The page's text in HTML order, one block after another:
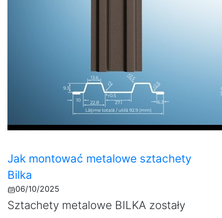
Jak montować metalowe sztachety
Bilka
06/10/2025
Sztachety metalowe BILKA zostały